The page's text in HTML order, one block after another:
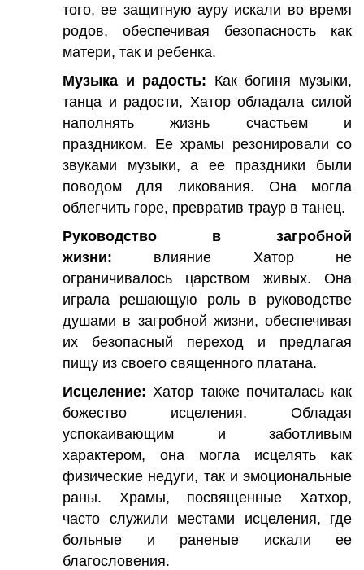
того, ее защитную ауру искали во время
родов, обеспечивая безопасность как
матери, так и ребенка.
Музыка и радость: Как богиня музыки,
танца и радости, Хатор обладала силой
наполнять жизнь счастьем и
праздником. Ее храмы резонировали со
звуками музыки, а ее праздники были
поводом для ликования. Она могла
облегчить горе, превратив траур в танец.
Руководство в загробной
жизни: влияние Хатор не
ограничивалось царством живых. Она
играла решающую роль в руководстве
душами в загробной жизни, обеспечивая
их безопасный переход и предлагая
пищу из своего священного платана.
Исцеление: Хатор также почиталась как
божество исцеления. Обладая
успокаивающим и заботливым
характером, она могла исцелять как
физические недуги, так и эмоциональные
раны. Храмы, посвященные Хатхор,
часто служили местами исцеления, где
больные и раненые искали ее
благословения.